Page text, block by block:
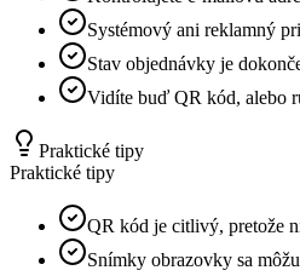
Systémový ani reklamný
Stav objednávky je
Vidíte buď QR kód, alebo
Praktické tipy
Praktické tipy
QR kód je citlivý, pretože
Snímky obrazovky sa